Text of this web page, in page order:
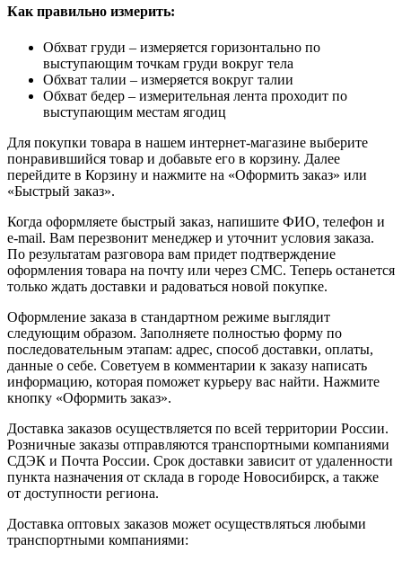
Как правильно измерить:
Обхват груди – измеряется горизонтально по
выступающим точкам груди вокруг тела
Обхват талии – измеряется вокруг талии
Обхват бедер – измерительная лента проходит по
выступающим местам ягодиц
Для покупки товара в нашем интернет-магазине выберите
понравившийся товар и добавьте его в корзину. Далее
перейдите в Корзину и нажмите на «Оформить заказ» или
«Быстрый заказ».
Когда оформляете быстрый заказ, напишите ФИО, телефон и
e-mail. Вам перезвонит менеджер и уточнит условия заказа.
По результатам разговора вам придет подтверждение
оформления товара на почту или через СМС. Теперь останется
только ждать доставки и радоваться новой покупке.
Оформление заказа в стандартном режиме выглядит
следующим образом. Заполняете полностью форму по
последовательным этапам: адрес, способ доставки, оплаты,
данные о себе. Советуем в комментарии к заказу написать
информацию, которая поможет курьеру вас найти. Нажмите
кнопку «Оформить заказ».
Доставка заказов осуществляется по всей территории России.
Розничные заказы отправляются транспортными компаниями
СДЭК и Почта России. Срок доставки зависит от удаленности
пункта назначения от склада в городе Новосибирск, а также
от доступности региона.
Доставка оптовых заказов может осуществляться любыми
транспортными компаниями: